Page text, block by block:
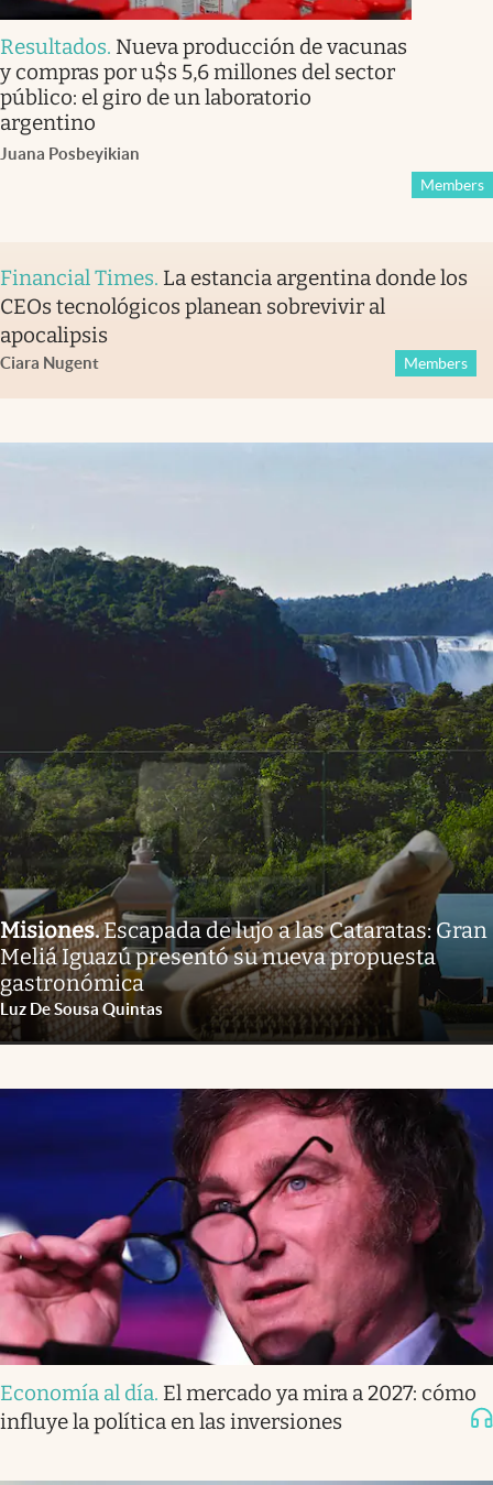
Resultados. Nueva producción de vacunas
y compras por u$s 5,6 millones del sector
público: el giro de un laboratorio
argentino
Juana Posbeyikian
Members
Financial Times. La estancia argentina donde los
CEOs tecnológicos planean sobrevivir al
apocalipsis
Ciara Nugent Members
Misiones.Escapada de lujo a las Cataratas: Gran
Meliá Iguazú presentó su nueva propuesta
gastronómica
Luz De Sousa Quintas
Economía al día. El mercado ya mira a 2027: cómo
influye la política en las inversiones